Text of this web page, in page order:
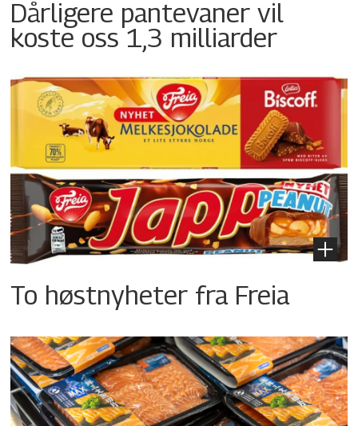
Dårligere pantevaner vil
koste oss 1,3 milliarder
To høstnyheter fra Freia